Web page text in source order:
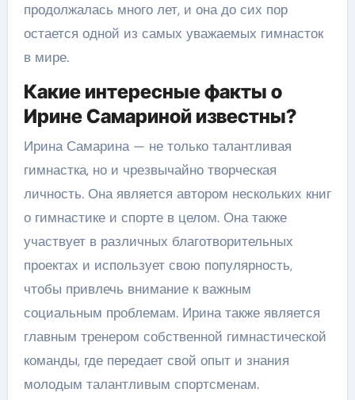
продолжалась много лет, и она до сих пор
остается одной из самых уважаемых гимнасток
в мире.
Какие интересные факты о
Ирине Самариной известны?
Ирина Самарина — не только талантливая
гимнастка, но и чрезвычайно творческая
личность. Она является автором нескольких книг
о гимнастике и спорте в целом. Она также
участвует в различных благотворительных
проектах и использует свою популярность,
чтобы привлечь внимание к важным
социальным проблемам. Ирина также является
главным тренером собственной гимнастической
команды, где передает свой опыт и знания
молодым талантливым спортсменам.